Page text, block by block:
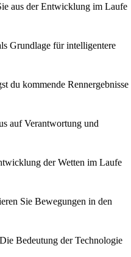
aus der Entwicklung im Laufe
Grundlage für intelligentere
du kommende Rennergebnisse
auf Verantwortung und
der Wetten im Laufe
Sie Bewegungen in den
Bedeutung der Technologie